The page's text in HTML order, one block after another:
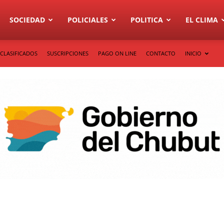
SOCIEDAD POLICIALES POLITICA EL CLIMA
CLASIFICADOS SUSCRIPCIONES PAGO ON LINE CONTACTO INICIO